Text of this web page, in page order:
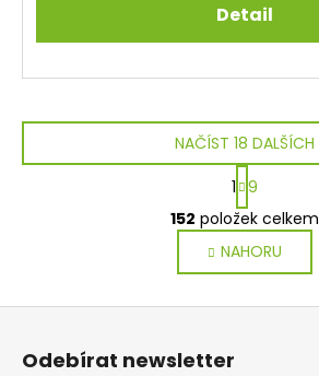
Detail
O
v
l
á
d
NAČÍST 18 DALŠÍCH
S
t
r
á
n
k
1 9
152 položek celkem
NAHORU
Z
Odebírat newsletter